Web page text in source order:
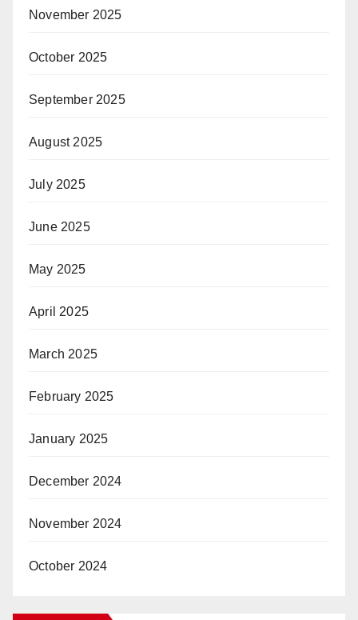
November 2025
October 2025
September 2025
August 2025
July 2025
June 2025
May 2025
April 2025
March 2025
February 2025
January 2025
December 2024
November 2024
October 2024